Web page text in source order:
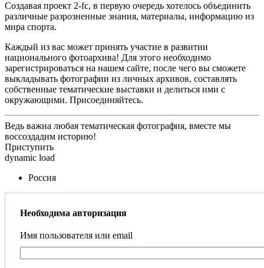
Создавая проект 2-fc, в первую очередь хотелось объединить
различные разрозненные знания, материалы, информацию из
мира спорта.
Каждый из вас может принять участие в развитии
национального фотоархива! Для этого необходимо
зарегистрироваться на нашем сайте, после чего вы сможете
выкладывать фотографии из личных архивов, составлять
собственные тематические выставки и делиться ими с
окружающими. Присоединяйтесь.
Ведь важна любая тематическая фотография, вместе мы
воссоздадим историю!
Приступить
dynamic load
Россия
Необходима авторизация
Имя пользователя или email